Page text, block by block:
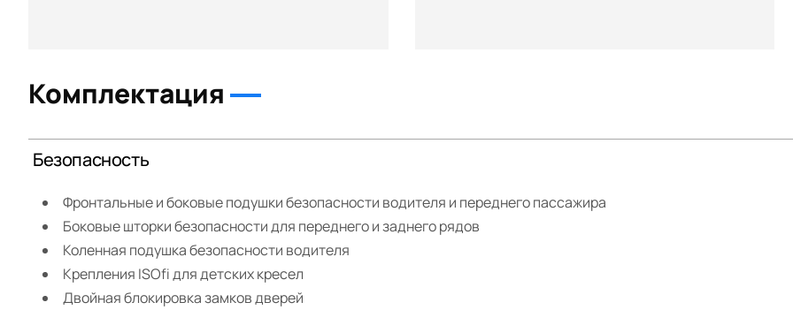
Комплектация
Безопасность
Фронтальные и боковые подушки безопасности водителя и переднего пассажира
Боковые шторки безопасности для переднего и заднего рядов
Коленная подушка безопасности водителя
Крепления ISOfi для детских кресел
Двойная блокировка замков дверей